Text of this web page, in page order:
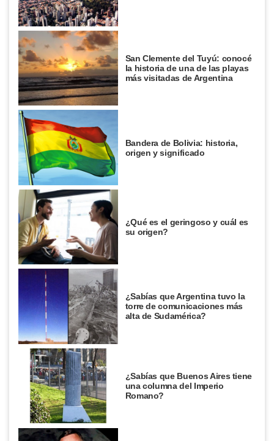
San Clemente del Tuyú: conocé
la historia de una de las playas
más visitadas de Argentina
Bandera de Bolivia: historia,
origen y significado
¿Qué es el geringoso y cuál es
su origen?
¿Sabías que Argentina tuvo la
torre de comunicaciones más
alta de Sudamérica?
¿Sabías que Buenos Aires tiene
una columna del Imperio
Romano?